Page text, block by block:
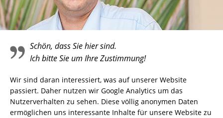
Informationen für
Ergonomie-
Interessierte
Schön, dass Sie hier sind.
Ich bitte Sie um Ihre Zustimmung!
Wir sind daran interessiert, was auf unserer Website
passiert. Daher nutzen wir Google Analytics um das
Nutzerverhalten zu sehen. Diese völlig anonymen Daten
ermöglichen uns interessante Inhalte für unsere Website zu